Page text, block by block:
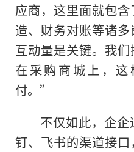
应商，这里面就包
造、财务对账等诸
互动量是关键。我
在采购商城上，
付。”
不仅如此，企
钉、飞书的渠道接